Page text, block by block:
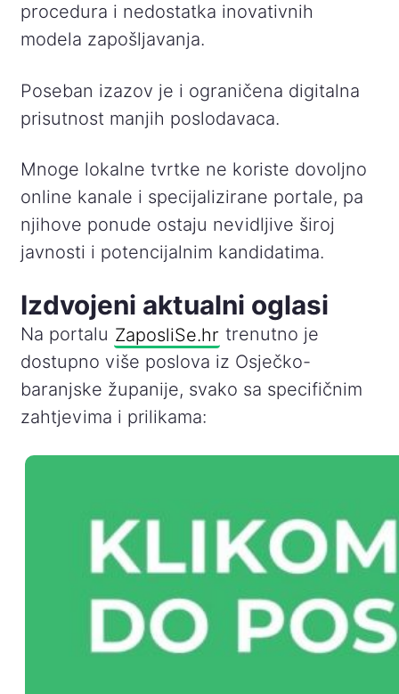
procedura i nedostatka inovativnih
modela zapošljavanja.
Poseban izazov je i ograničena digitalna
prisutnost manjih poslodavaca.
Mnoge lokalne tvrtke ne koriste dovoljno
online kanale i specijalizirane portale, pa
njihove ponude ostaju nevidljive široj
javnosti i potencijalnim kandidatima.
Izdvojeni aktualni oglasi
Na portalu ZaposliSe.hr trenutno je
dostupno više poslova iz Osječko-
baranjske županije, svako sa specifičnim
zahtjevima i prilikama: